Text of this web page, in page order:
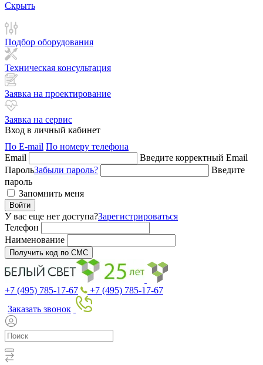
Скрыть
Подбор оборудования
Техническая консультация
Заявка на проектирование
Заявка на сервис
Вход в личный кабинет
По E-mail По номеру телефона
Email
Введите корректный Email
ПарольЗабыли пароль?
Введите
пароль
Запомнить меня
Войти
У вас еще нет доступа?Зарегистрироваться
Телефон
Наименование
Получить код по СМС
+7 (495) 785-17-67
+7 (495) 785-17-67
Заказать звонок